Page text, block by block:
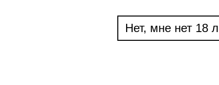
Нет, мне нет 18